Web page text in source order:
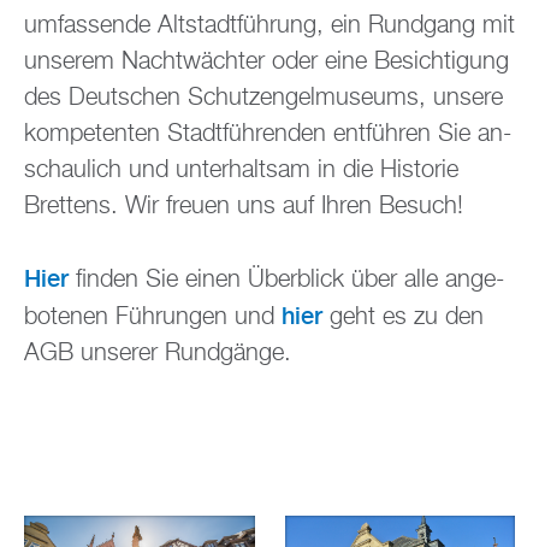
um­fas­sen­de Alt­stadt­füh­rung, ein Rund­gang mit
un­se­rem Nacht­wäch­ter oder eine Be­sich­ti­gung
des Deut­schen Schutz­en­gel­mu­se­ums, un­se­re
kom­pe­ten­ten Stadt­füh­ren­den ent­füh­ren Sie an­
schau­lich und un­ter­halt­sam in die His­to­rie
Brettens. Wir freu­en uns auf Ihren Be­such!
Hierfin­den Sie einen Über­blick über alle an­ge­
bo­te­nen Füh­run­gen und hiergeht es zu den
AGB un­se­rer Rund­gän­ge.